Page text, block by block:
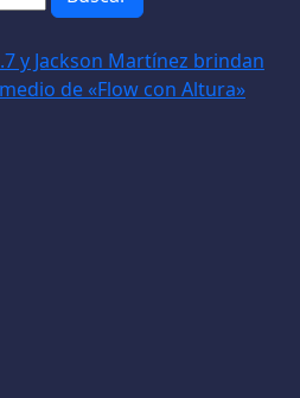
y Jackson Martínez brindan
de «Flow con Altura»